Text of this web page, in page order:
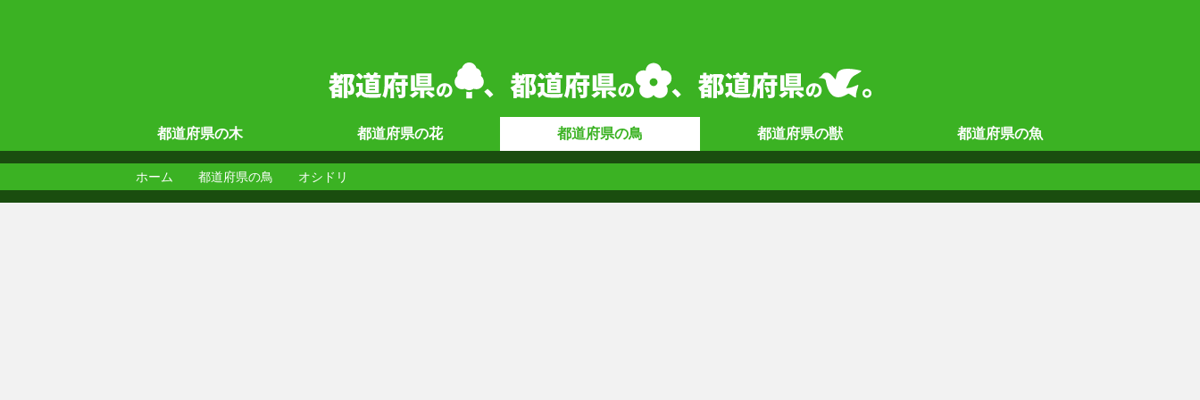
都道府県の木 都道府県の花 都道府県の鳥 都道府県の獣 都道府県の魚
ホーム 都道府県の鳥 オシドリ